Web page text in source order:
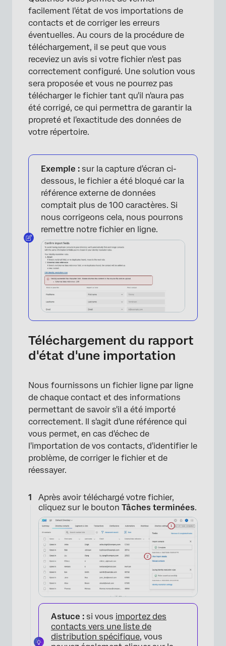
facilement l'état de vos importations de
contacts et de corriger les erreurs
éventuelles. Au cours de la procédure de
téléchargement, il se peut que vous
receviez un avis si votre fichier n'est pas
correctement configuré. Une solution vous
sera proposée et vous ne pourrez pas
télécharger le fichier tant qu'il n'aura pas
été corrigé, ce qui permettra de garantir la
propreté et l'exactitude des données de
votre répertoire.
Exemple : sur la capture d'écran ci-
dessous, le fichier a été bloqué car la
référence externe de données
comptait plus de 100 caractères. Si
nous corrigeons cela, nous pourrons
remettre notre fichier en ligne.
Téléchargement du rapport
d'état d'une importation
Nous fournissons un fichier ligne par ligne
de chaque contact et des informations
permettant de savoir s'il a été importé
correctement. Il s'agit d'une référence qui
vous permet, en cas d'échec de
l'importation de vos contacts, d'identifier le
problème, de corriger le fichier et de
réessayer.
Après avoir téléchargé votre fichier,
cliquez sur le bouton Tâches terminées.
Astuce : si vous importez des
contacts vers une liste de
distribution spécifique, vous